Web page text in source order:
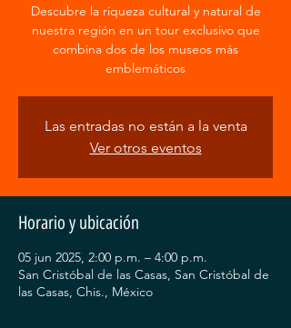
Descubre la riqueza cultural y natural de
nuestra región en un tour exclusivo que
combina dos de los museos más
emblemáticos
Las entradas no están a la venta
Ver otros eventos
Horario y ubicación
05 jun 2025, 2:00 p.m. – 4:00 p.m.
San Cristóbal de las Casas, San Cristóbal de
las Casas, Chis., México